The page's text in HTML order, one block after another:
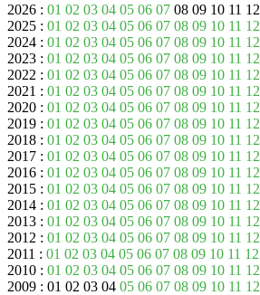
2026 : 01 02 03 04 05 06 07 08 09 10 11 12
2025 : 01 02 03 04 05 06 07 08 09 10 11 12
2024 : 01 02 03 04 05 06 07 08 09 10 11 12
2023 : 01 02 03 04 05 06 07 08 09 10 11 12
2022 : 01 02 03 04 05 06 07 08 09 10 11 12
2021 : 01 02 03 04 05 06 07 08 09 10 11 12
2020 : 01 02 03 04 05 06 07 08 09 10 11 12
2019 : 01 02 03 04 05 06 07 08 09 10 11 12
2018 : 01 02 03 04 05 06 07 08 09 10 11 12
2017 : 01 02 03 04 05 06 07 08 09 10 11 12
2016 : 01 02 03 04 05 06 07 08 09 10 11 12
2015 : 01 02 03 04 05 06 07 08 09 10 11 12
2014 : 01 02 03 04 05 06 07 08 09 10 11 12
2013 : 01 02 03 04 05 06 07 08 09 10 11 12
2012 : 01 02 03 04 05 06 07 08 09 10 11 12
2011 : 01 02 03 04 05 06 07 08 09 10 11 12
2010 : 01 02 03 04 05 06 07 08 09 10 11 12
2009 : 01 02 03 04 05 06 07 08 09 10 11 12